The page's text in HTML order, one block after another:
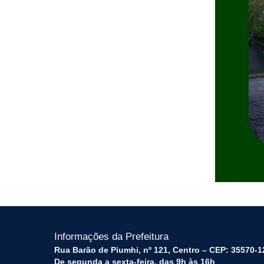
Informações da Prefeitura
Rua Barão de Piumhi, nº 121, Centro – CEP: 35570-
De segunda a sexta-feira, das 9h às 16h